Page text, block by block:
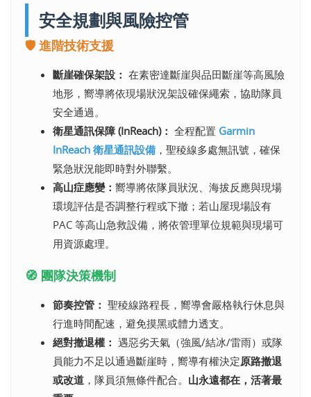
安全規劃與風險控管
🛡️ 進階技術支援
斷崖確保架設： 在素密達斷崖與品田斷崖等高風險
地形，嚮導將依現場狀況架設確保繩索，協助隊員
安全通過。
衛星通訊保障 (InReach)： 全程配置 Garmin
InReach 衛星通訊設備 ，聖稜線多處無訊號，確保
緊急狀況能即時對外聯繫。
高山症應變： 嚮導將依隊員狀況、海拔反應與現場
環境評估是否調整行程或下撤；若山屋現場設有
PAC 等高山急救設備，將依管理單位規範與現場可
用資源處理。
🧭 團隊決策機制
節奏控管： 聖稜線路程長，嚮導會嚴格執行休息與
行進時間配速，避免摸黑或體力透支。
絕對撤退權： 遇惡劣天氣（強風/結冰/雷雨）或隊
員能力不足以通過斷崖時，嚮導有權決定原路撤退
或改道 ，隊員須無條件配合。 山永遠都在，活著最